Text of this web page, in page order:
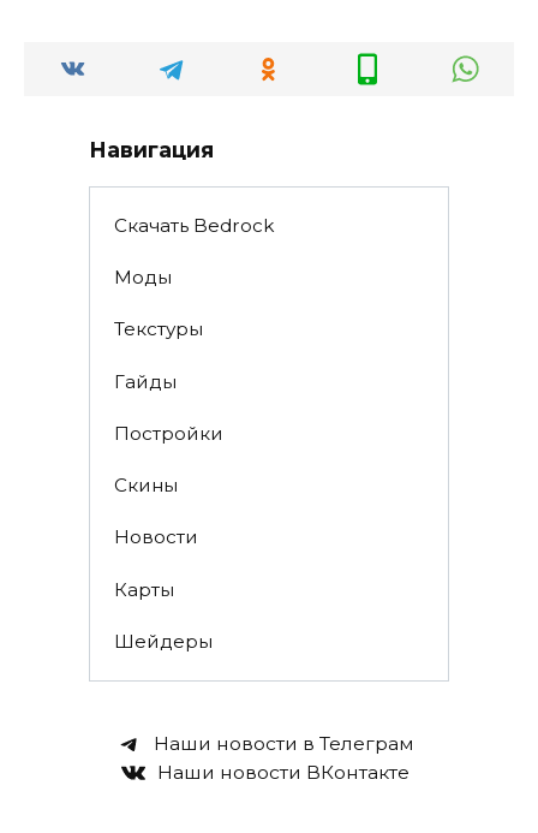
Навигация
Скачать Bedrock
Моды
Текстуры
Гайды
Постройки
Скины
Новости
Карты
Шейдеры
Наши новости в Телеграм
Наши новости ВКонтакте